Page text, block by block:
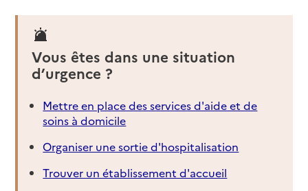
Vous êtes dans une situation
d’urgence ?
Mettre en place des services d'aide et de
soins à domicile
Organiser une sortie d'hospitalisation
Trouver un établissement d'accueil